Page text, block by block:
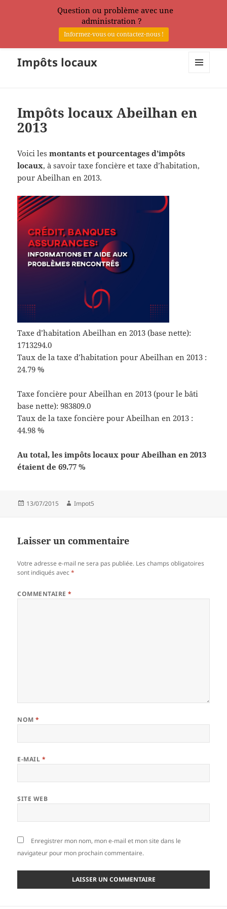
Impôts locaux
Impôts locaux Abeilhan en
2013
Voici lesmontants et pourcentages d’impôts
locaux, à savoir taxe foncière et taxe d’habitation,
pour Abeilhan en 2013.
Taxe d’habitation Abeilhan en 2013 (base nette):
1713294.0
Taux de la taxe d’habitation pour Abeilhan en 2013 :
24.79 %
Taxe foncière pour Abeilhan en 2013 (pour le bâti
base nette): 983809.0
Taux de la taxe foncière pour Abeilhan en 2013 :
44.98 %
Au total, les impôts locaux pour Abeilhan en 2013
étaient de 69.77 %
Publié
13/07/2015 Auteur
Impot5
Laisser un commentaire
Votre adresse e-mail ne sera pas publiée. Les champs obligatoires
sont indiqués avec*
COMMENTAIRE*
NOM*
E-MAIL *
SITE WEB
Enregistrer mon nom, mon e-mail et mon site dans le
navigateur pour mon prochain commentaire.
Question ou problème avec une
administration ?
Informez-vous ou contactez-nous !